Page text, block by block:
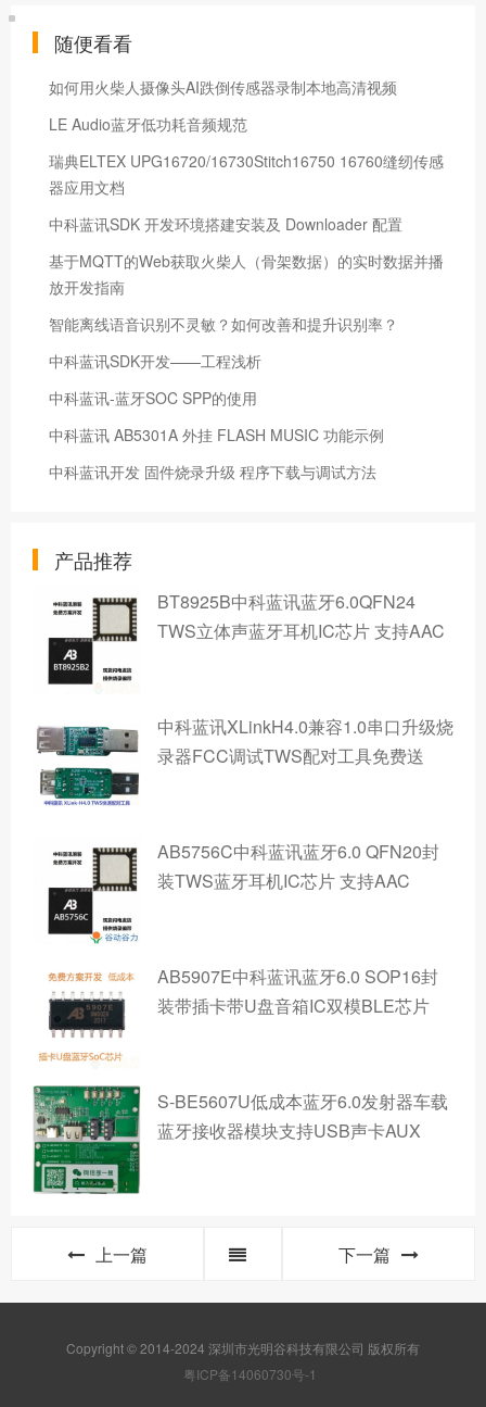
随便看看
如何用火柴人摄像头AI跌倒传感器录制本地高清视频
LE Audio蓝牙低功耗音频规范
瑞典ELTEX UPG16720/16730Stitch16750 16760缝纫传感
器应用文档
中科蓝讯SDK 开发环境搭建安装及 Downloader 配置
基于MQTT的Web​获取火柴人（骨架数据）的实时数据并播
放开发指南
智能离线语音识别不灵敏？如何改善和提升识别率？
中科蓝讯SDK开发——工程浅析
中科蓝讯-蓝牙SOC SPP的使用
中科蓝讯 AB5301A 外挂 FLASH MUSIC 功能示例
中科蓝讯开发 固件烧录升级 程序下载与调试方法
产品推荐
BT8925B中科蓝讯蓝牙6.0QFN24
TWS立体声蓝牙耳机IC芯片 支持AAC
中科蓝讯XLinkH4.0兼容1.0串口升级烧
录器FCC调试TWS配对工具免费送
AB5756C中科蓝讯蓝牙6.0 QFN20封
装TWS蓝牙耳机IC芯片 支持AAC
AB5907E中科蓝讯蓝牙6.0 SOP16封
装带插卡带U盘音箱IC双模BLE芯片
S-BE5607U低成本蓝牙6.0发射器车载
蓝牙接收器模块支持USB声卡AUX
上一篇 下一篇
Copyright © 2014-2024 深圳市光明谷科技有限公司 版权所有
粤ICP备14060730号-1